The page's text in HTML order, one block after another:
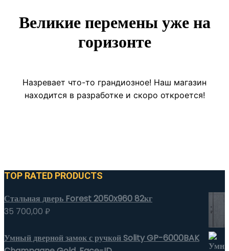
Великие перемены уже на
горизонте
Назревает что-то грандиозное! Наш магазин
находится в разработке и скоро откроется!
TOP RATED PRODUCTS
Стальная дверь Forest 2050x960 82кг
35 700,00 ₽
Умный дверной замок с ручкой Solity GP-6000BAK